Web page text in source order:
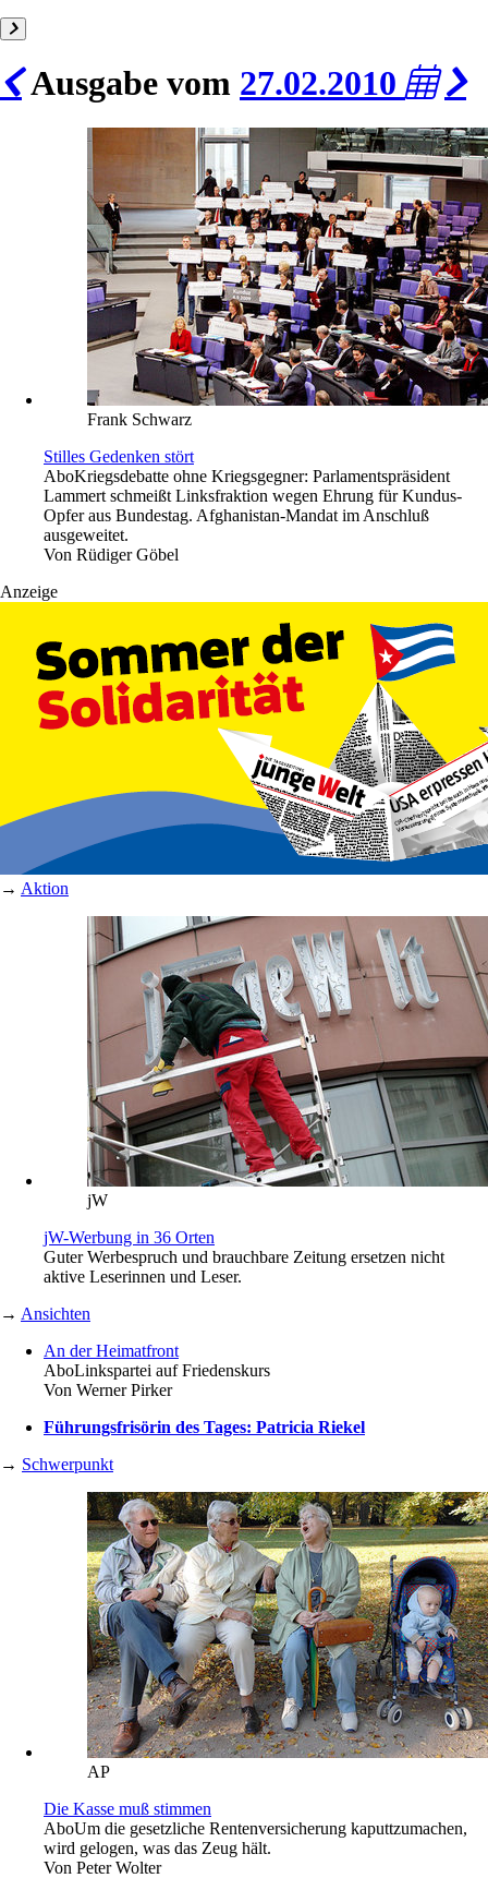
Ausgabe vom 27.02.2010
Frank Schwarz
Stilles Gedenken stört
AboKriegsdebatte ohne Kriegsgegner: Parlamentspräsident
Lammert schmeißt Linksfraktion wegen Ehrung für Kundus-
Opfer aus Bundestag. Afghanistan-Mandat im Anschluß
ausgeweitet.
Von Rüdiger Göbel
Anzeige
→ Aktion
jW
jW-Werbung in 36 Orten
Guter Werbespruch und brauchbare Zeitung ersetzen nicht
aktive Leserinnen und Leser.
→ Ansichten
An der Heimatfront
AboLinkspartei auf Friedenskurs
Von Werner Pirker
Führungsfrisörin des Tages: Patricia Riekel
→ Schwerpunkt
AP
Die Kasse muß stimmen
AboUm die gesetzliche Rentenversicherung kaputtzumachen,
wird gelogen, was das Zeug hält.
Von Peter Wolter